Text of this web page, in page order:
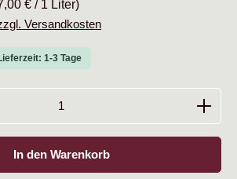
€ / 1 Liter)
Versandkosten
1-3 Tage
Gib den gewünschten Wert ein
In den Warenkorb